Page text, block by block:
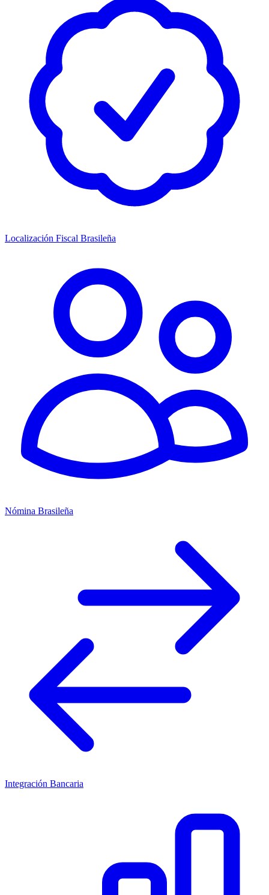
Localización Fiscal Brasileña
Nómina Brasileña
Integración Bancaria